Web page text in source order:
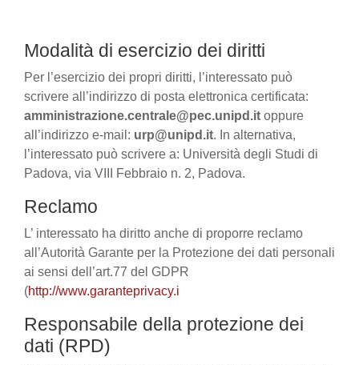
Modalità di esercizio dei diritti
Per l’esercizio dei propri diritti, l’interessato può
scrivere all’indirizzo di posta elettronica certificata:
amministrazione.centrale@pec.unipd.it oppure
all’indirizzo e-mail: urp@unipd.it. In alternativa,
l’interessato può scrivere a: Università degli Studi di
Padova, via VIII Febbraio n. 2, Padova.
Reclamo
L’ interessato ha diritto anche di proporre reclamo
all’Autorità Garante per la Protezione dei dati personali
ai sensi dell’art.77 del GDPR
(http://www.garanteprivacy.i
Responsabile della protezione dei
dati (RPD)